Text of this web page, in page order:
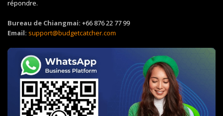
répondre.
Bureau de Chiangmai: +66 876 22 77 99
Email: support@budgetcatcher.com